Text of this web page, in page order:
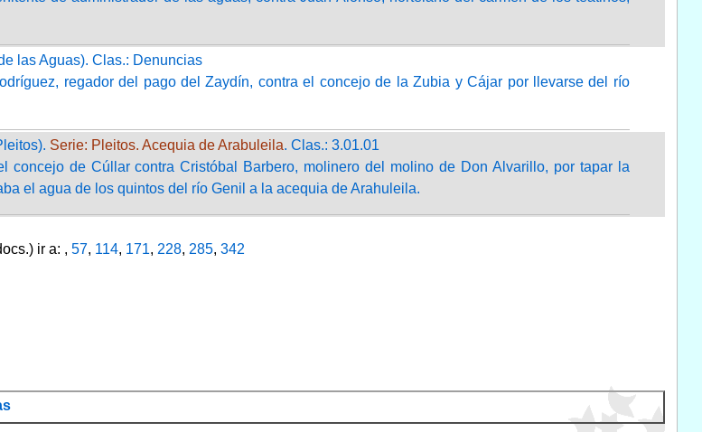
las Aguas). Clas.: Denuncias
regador del pago del Zaydín, contra el concejo de la Zubia y Cájar por llevarse del río
Serie: Pleitos. Acequia de Arabuleila. Clas.: 3.01.01
concejo de Cúllar contra Cristóbal Barbero, molinero del molino de Don Alvarillo, por tapar la
el agua de los quintos del río Genil a la acequia de Arahuleila.
ir a: , 57, 114, 171, 228, 285, 342